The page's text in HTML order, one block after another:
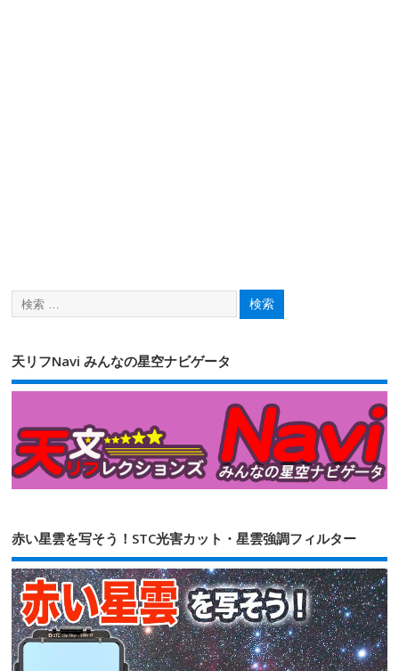
天リフNavi みんなの星空ナビゲータ
赤い星雲を写そう！STC光害カット・星雲強調フィルター